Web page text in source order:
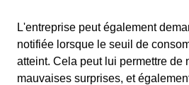
L'entreprise peut également
notifiée lorsque le seuil de
atteint. Cela peut lui permettre de
mauvaises surprises, et